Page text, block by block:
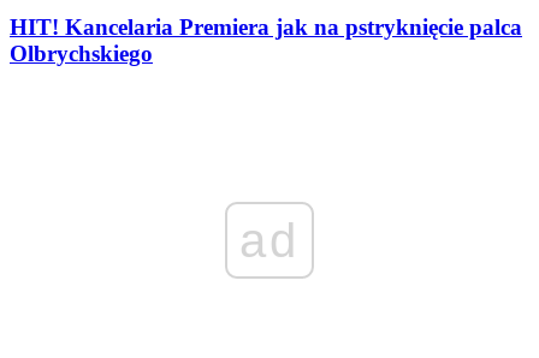
HIT! Kancelaria Premiera jak na pstryknięcie palca
Olbrychskiego
ad